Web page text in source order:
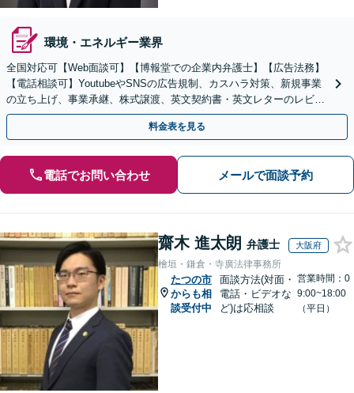
環境・エネルギー業界
全国対応可【Web面談可】【博報堂での企業内弁護士】【広告法務】
【電話相談可】YoutubeやSNSの広告規制、カスハラ対策、新規事業
の立ち上げ、事業承継、株式譲渡、英文契約書・英文レターのレビュ
ー・ドラフトなどに対応。
料金表を見る
電話でお問い合わせ メールで面談予約
齋木 進太朗 弁護士 大阪府
檜垣・鎌倉・寺廣法律事務所
たつの市
からも相
談受付中
面談方法(対面・
電話・ビデオな
ど)は応相談
営業時間：0
9:00~18:00
（平日）